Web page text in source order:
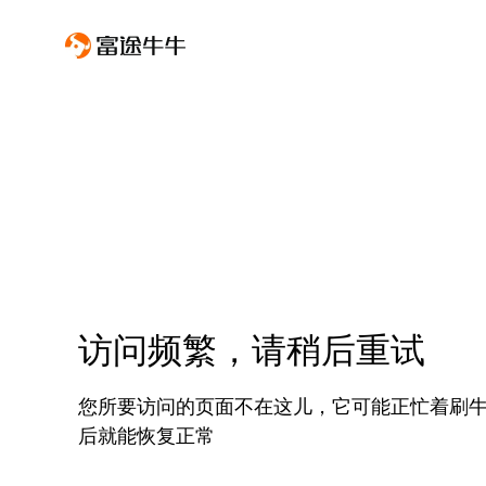
访问频繁，请稍后重试
您所要访问的页面不在这儿，它可能正忙着刷
后就能恢复正常